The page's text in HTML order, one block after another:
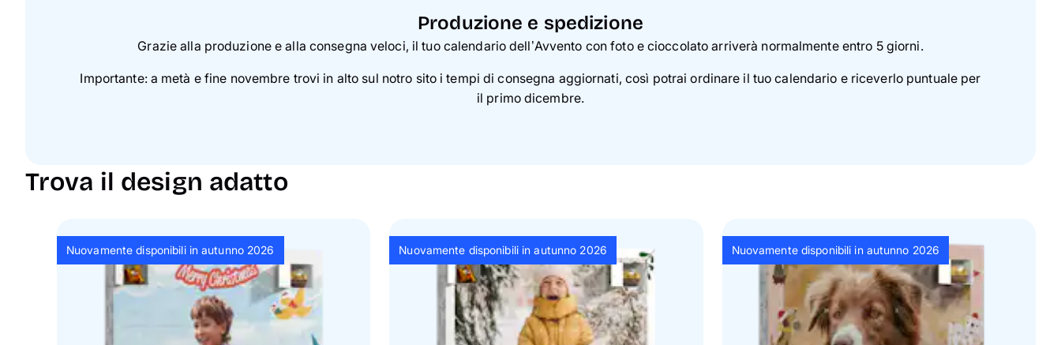
Produzione e spedizione
Grazie alla produzione e alla consegna veloci, il tuo calendario dell’Avvento con foto e cioccolato arriverà normalmente entro 5 giorni.
Importante: a metà e fine novembre trovi in alto sul notro sito i tempi di consegna aggiornati, così potrai ordinare il tuo calendario e riceverlo puntuale per
il primo dicembre.
Trova il design adatto
Nuovamente disponibili in autunno 2026 Nuovamente disponibili in autunno 2026 Nuovamente disponibili in autunno 2026